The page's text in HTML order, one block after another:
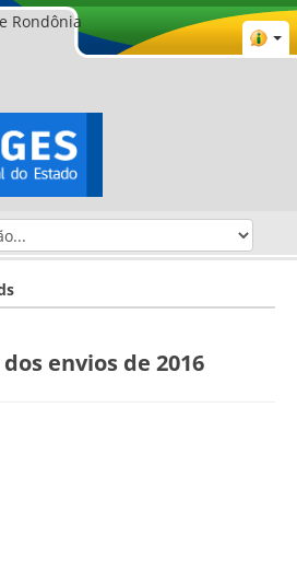
dos envios de 2016